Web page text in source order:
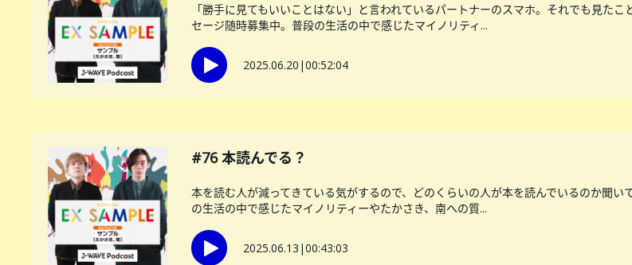
「勝手に見てもいいことはない」と言われているパートナーのスマホ。それでも見た
セージ随時募集中。普段の生活の中で感じたマイノリティ...
2025.06.20 |00:52:04
#76 本読んでる？
本を読む人が減ってきている気がするので、どのくらいの人が本を読んでいるのか聞
の生活の中で感じたマイノリティーやたかさき、南への質...
2025.06.13 |00:43:03